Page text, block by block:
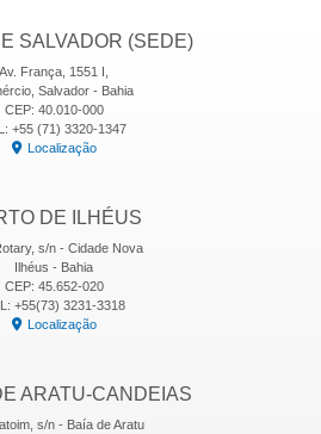
SALVADOR (SEDE)
Av. França, 1551 I,
Salvador - Bahia
CEP: 40.010-000
+55 (71) 3320-1347
Localização
DE ILHÉUS
s/n - Cidade Nova
Ilhéus - Bahia
CEP: 45.652-020
+55(73) 3231-3318
Localização
ARATU-CANDEIAS
s/n - Baía de Aratu